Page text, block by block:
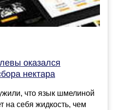
оказался
нектара
что язык шмелиной
на себя жидкость, чем